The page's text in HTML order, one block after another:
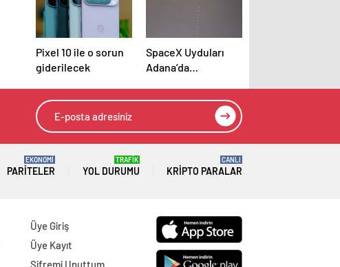
Pixel 10 ile o sorun
giderilecek
SpaceX Uyduları
Adana’da
PARITELER
EKONOMİ
YOL DURUMU
TRAFİK
KRIPTO PARALAR
CANLI
Üye Giriş
Üye Kayıt
Şifremi Unuttum